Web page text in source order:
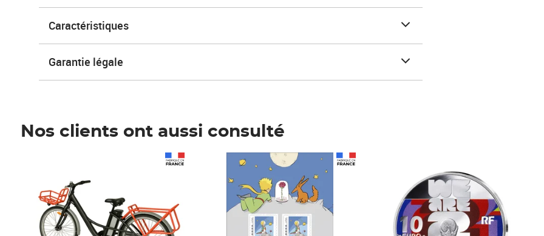
Caractéristiques
Garantie légale
Nos clients ont aussi consulté
Prix 6,25€ HT